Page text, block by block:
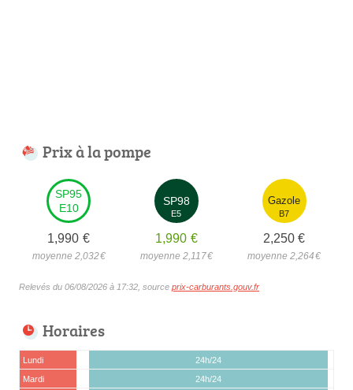
Prix à la pompe
SP95
E10
1,990 €
moyenne 2,032€
SP98
E5
1,990 €
moyenne 2,117€
Gazole
B7
2,250 €
moyenne 2,264€
Relevés du 06/08/2026 à 17:32, source prix-carburants.gouv.fr
Horaires
Lundi
24h/24
Mardi
24h/24